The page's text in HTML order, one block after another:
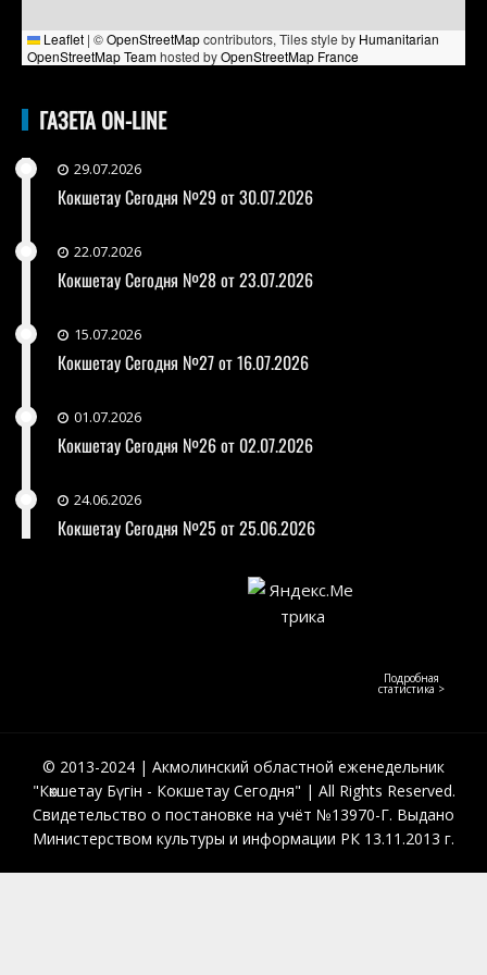
Leaflet | ©OpenStreetMapcontributors, Tiles style by Humanitarian
OpenStreetMap Teamhosted byOpenStreetMap France
ГАЗЕТА ON-LINE
29.07.2026
Кокшетау Сегодня №29 от 30.07.2026
22.07.2026
Кокшетау Сегодня №28 от 23.07.2026
15.07.2026
Кокшетау Сегодня №27 от 16.07.2026
01.07.2026
Кокшетау Сегодня №26 от 02.07.2026
24.06.2026
Кокшетау Сегодня №25 от 25.06.2026
Подробная
статистика >
© 2013-2024 | Акмолинский областной еженедельник
"Көкшетау Бүгін - Кокшетау Сегодня" | All Rights Reserved.
Свидетельство о постановке на учёт №13970-Г. Выдано
Министерством культуры и информации РК 13.11.2013 г.